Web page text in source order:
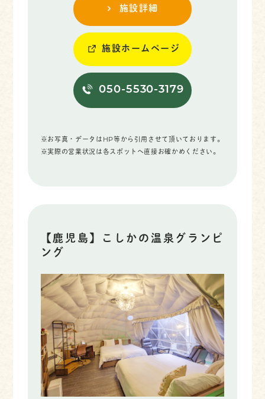
施設詳細
施設ホームページ
050-5530-3179
※お写真・データはHP等から引用させて頂いております。
※実際の営業状況は各スポットへ直接お確かめください。
【鹿児島】こしかの温泉グランピ
ング